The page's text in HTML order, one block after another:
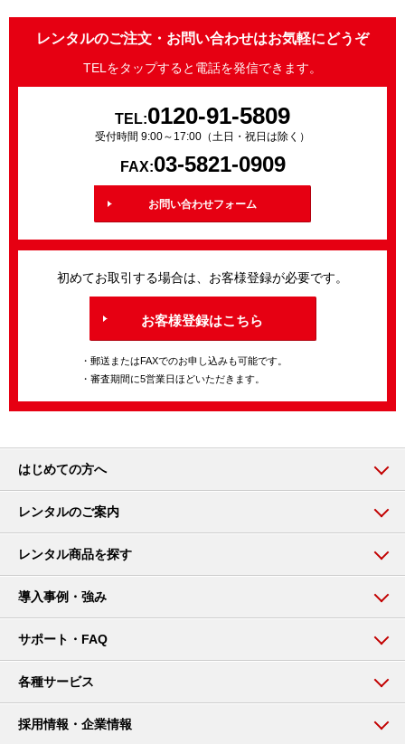
レンタルのご注文・お問い合わせはお気軽にどうぞ
TELをタップすると電話を発信できます。
TEL:0120-91-5809
受付時間 9:00～17:00（土日・祝日は除く）
FAX:03-5821-0909
お問い合わせフォーム
初めてお取引する場合は、お客様登録が必要です。
お客様登録はこちら
・郵送またはFAXでのお申し込みも可能です。
・審査期間に5営業日ほどいただきます。
はじめての方へ
レンタルのご案内
レンタル商品を探す
導入事例・強み
サポート・FAQ
各種サービス
採用情報・企業情報